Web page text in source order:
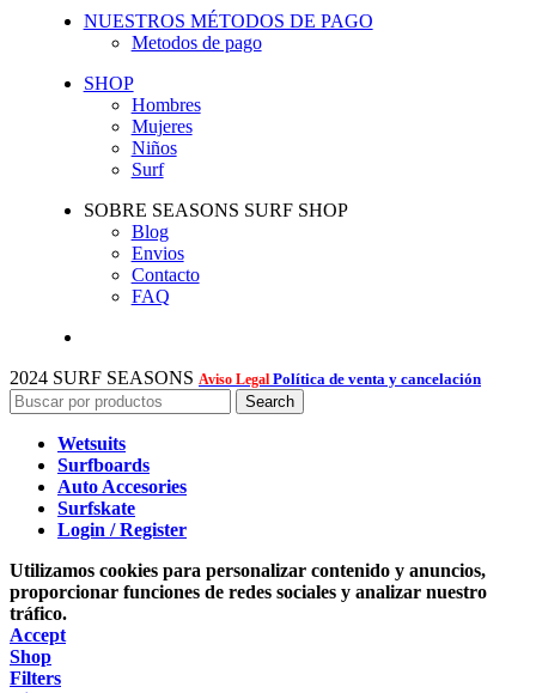
NUESTROS MÉTODOS DE PAGO
Metodos de pago
SHOP
Hombres
Mujeres
Niños
Surf
SOBRE SEASONS SURF SHOP
Blog
Envios
Contacto
FAQ
2024 SURF SEASONS Aviso Legal Política de venta y cancelación
Search
Wetsuits
Surfboards
Auto Accesories
Surfskate
Login / Register
Utilizamos cookies para personalizar contenido y anuncios,
proporcionar funciones de redes sociales y analizar nuestro
tráfico.
Accept
Shop
Filters